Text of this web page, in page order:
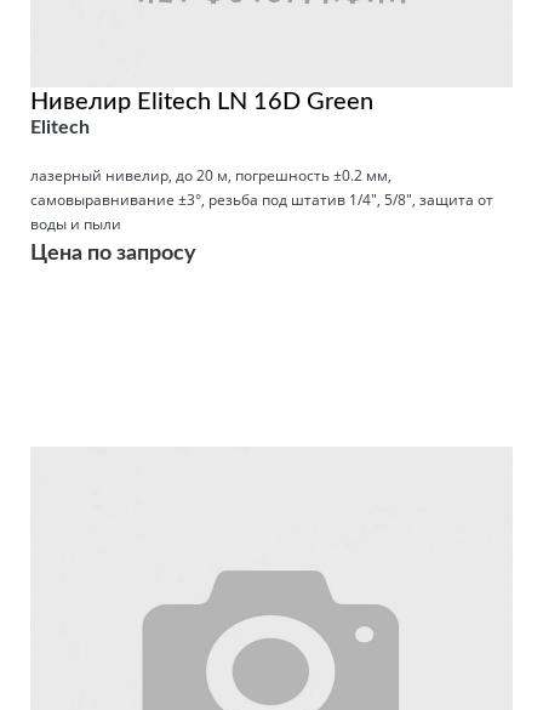
Нивелир Elitech LN 16D Green
Elitech
лазерный нивелир, до 20 м, погрешность ±0.2 мм,
самовыравнивание ±3°, резьба под штатив 1/4", 5/8", защита от
воды и пыли
Цена по запросу